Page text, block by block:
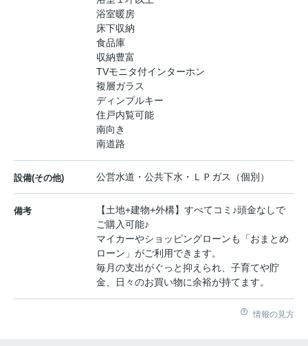
浴室暖房
床下収納
食品庫
収納豊富
TVモニタ付インターホン
複層ガラス
ディンプルキー
住戸内覧可能
南向き
南道路
設備(その他) 公営水道・公共下水・ＬＰガス（個別）
備考
【土地+建物+外構】すべてコミ♪頭金なしで
ご購入可能♪
マイカーやショッピングローンも「おまとめ
ローン」がご利用できます。
毎月の支出がぐっと抑えられ、子育てや貯
金、日々のお買い物に余裕が持てます。
情報の見方